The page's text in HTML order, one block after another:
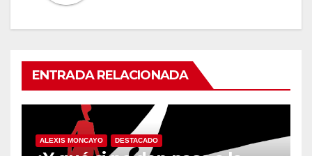
ENTRADA RELACIONADA
ALEXIS MONCAYO DESTACADO